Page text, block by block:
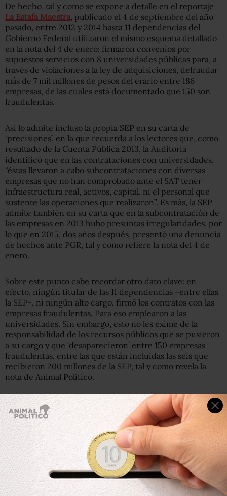
De hecho, tal y como se expone a detalle en el reportaje
La Estafa Maestra , publicado el 4 de septiembre del año
pasado, entre 2012 y 2014 hasta 11 dependencias del
Gobierno Federal utilizaron el mismo esquema detallado
en la nota del 4 de enero: firmaron convenios por
supuestos servicios con 8 universidades públicas para, a
través de violaciones a la ley de adquisiciones, defraudar
más de 7 mil millones de pesos del erario entre 186
empresas, de las cuales está documentado que 150 son
fraudulentas.
Así lo admite incluso la propia SEP en su carta de
‘precisiones’, en la que recuerda a los lectores que, como
resultado de la Cuenta Pública 2013, la Auditoría
identificó que en las contrataciones con universidades,
“éstas llevaron a cabo subcontrataciones con diversas
empresas que no han comprobado ante el SAT tener
infraestructura real, activos, capital, ni el personal que
sustente las operaciones que realizaron”. Es más, la SEP
admite también en su carta que en la subcontratación de
las empresas en 2013 hubo presuntas irregularidades, por
lo que en 2015, dos años después, presentó una denuncia
de hechos ante PGR, tal y como refiere la nota del 4 de
enero.
Sobre este punto cabe recordar otro dato clave: en
efecto, ningún titular de las 11 dependencias –entre ellas
la SEP-, ni ningún alto cargo, firmó los contratos con las
empresas fraudulentas. Para eso emplearon a las
universidades. Sin embargo, esto no les exime de la
responsabilidad de los recursos públicos que se pusieron
a su cargo y que ‘desaparecieron’ entre 150 empresas
fraudulentas, entre las que están incluidas las seis que
recibieron 200 millones de la SEP, tal y como revela la
nota de Animal Político.
Carta de la SEP
En relación a la nota publicada en Animal Político, del 4
de enero de 2018, firmada por los periodistas Manu
Urestes y Nayeli Roldán, con el encabezado: La Estafa
Maestra: la SEP dio 200 millones a red de empresas
investigadas como fantasmas, en la que se resalta: “El
Servicio de Administración Tributaria (SAT) informó que
investiga a una red de cinco empresas vinculadas entre